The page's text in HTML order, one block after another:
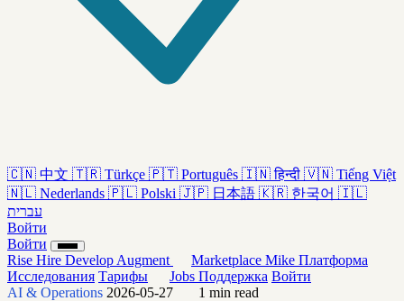
🇨🇳 中文 🇹🇷 Türkçe 🇵🇹 Português 🇮🇳 हिन्दी 🇻🇳 Tiếng Việt
🇳🇱 Nederlands 🇵🇱 Polski 🇯🇵 日本語 🇰🇷 한국어 🇮🇱
עברית
Войти
Войти
Rise Hire Develop Augment Marketplace Mike Платформа
Исследования Тарифы Jobs Поддержка Войти
AI & Operations 2026-05-27 1 min read